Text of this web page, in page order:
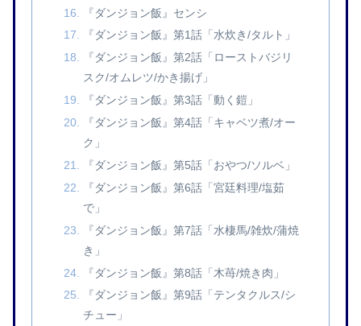
『ダンジョン飯』センシ
『ダンジョン飯』第1話「水炊き/タルト」
『ダンジョン飯』第2話「ローストバジリ
スク/オムレツ/かき揚げ」
『ダンジョン飯』第3話「動く鎧」
『ダンジョン飯』第4話「キャベツ煮/オー
ク」
『ダンジョン飯』第5話「おやつ/ソルベ」
『ダンジョン飯』第6話「宮廷料理/塩茹
で」
『ダンジョン飯』第7話「水棲馬/雑炊/蒲焼
き」
『ダンジョン飯』第8話「木苺/焼き肉」
『ダンジョン飯』第9話「テンタクルス/シ
チュー」